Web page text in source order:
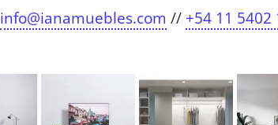
info@ianamuebles.com // +54 11 5402